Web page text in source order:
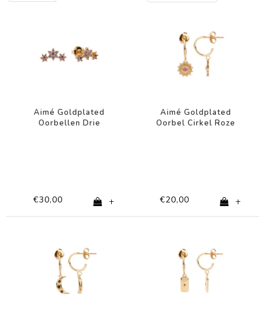
Aimé Goldplated
Oorbellen Drie
€30,00 +
Aimé Goldplated
Oorbel Cirkel Roze
€20,00 +